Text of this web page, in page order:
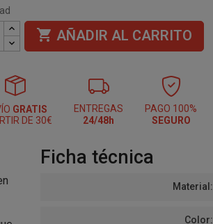
 AÑADIR AL CARRITO
GRATIS
DE 30€
ENTREGAS
24/48h
PAGO 100%
SEGURO
Ficha técnica
Material:
Color: